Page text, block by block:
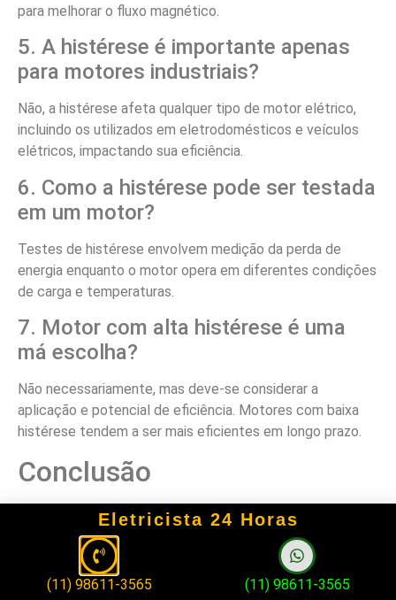
para melhorar o fluxo magnético.
5. A histérese é importante apenas
para motores industriais?
Não, a histérese afeta qualquer tipo de motor elétrico,
incluindo os utilizados em eletrodomésticos e veículos
elétricos, impactando sua eficiência.
6. Como a histérese pode ser testada
em um motor?
Testes de histérese envolvem medição da perda de
energia enquanto o motor opera em diferentes condições
de carga e temperaturas.
7. Motor com alta histérese é uma
má escolha?
Não necessariamente, mas deve-se considerar a
aplicação e potencial de eficiência. Motores com baixa
histérese tendem a ser mais eficientes em longo prazo.
Conclusão
A histérese em motores elétricos é uma variável
importante que deve ser considerada ao selecionar e
operar esses equipamentos. Compreender suas
implicações permite otimizar escolhas, aumentar a
Eletricista 24 Horas
(11) 98611-3565 (11) 98611-3565